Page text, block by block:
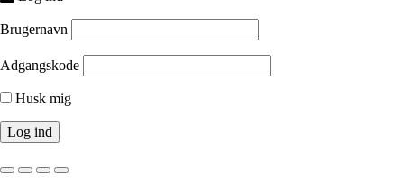
Brugernavn
Adgangskode
Husk mig